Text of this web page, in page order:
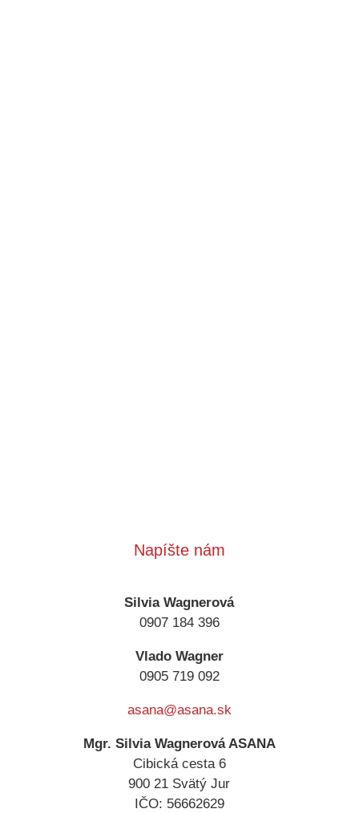
Napíšte nám
Silvia Wagnerová
0907 184 396
Vlado Wagner
0905 719 092
asana@asana.sk
Mgr. Silvia Wagnerová ASANA
Cibická cesta 6
900 21 Svätý Jur
IČO: 56662629